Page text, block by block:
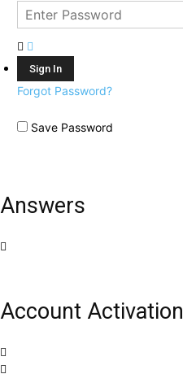
Forgot Password?
Save Password
Answers
Account Activation